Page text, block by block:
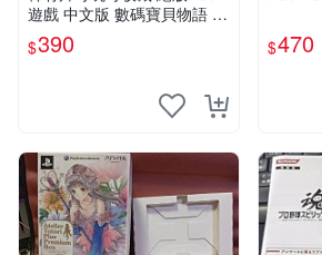
遊戲 中文版 數碼寶貝物語 網
路偵探 中文版
$390 $470